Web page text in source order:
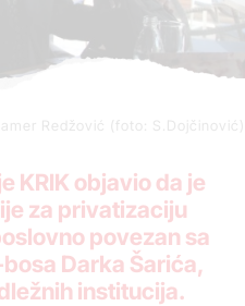
Redžović (foto: S.Dojčinović)
KRIK objavio da je
za privatizaciju
povezan sa
Darka Šarića,
institucija.